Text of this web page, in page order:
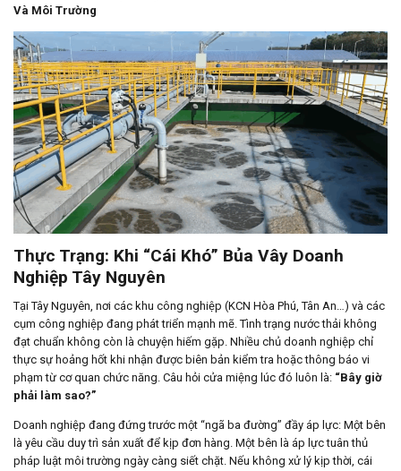
Và Môi Trường
Thực Trạng: Khi “Cái Khó” Bủa Vây Doanh
Nghiệp Tây Nguyên
Tại Tây Nguyên, nơi các khu công nghiệp (KCN Hòa Phú, Tân An…) và các
cụm công nghiệp đang phát triển mạnh mẽ. Tình trạng nước thải không
đạt chuẩn không còn là chuyện hiếm gặp. Nhiều chủ doanh nghiệp chỉ
thực sự hoảng hốt khi nhận được biên bản kiểm tra hoặc thông báo vi
phạm từ cơ quan chức năng. Câu hỏi cửa miệng lúc đó luôn là: “Bây giờ
phải làm sao?”
Doanh nghiệp đang đứng trước một “ngã ba đường” đầy áp lực: Một bên
là yêu cầu duy trì sản xuất để kịp đơn hàng. Một bên là áp lực tuân thủ
pháp luật môi trường ngày càng siết chặt. Nếu không xử lý kịp thời, cái